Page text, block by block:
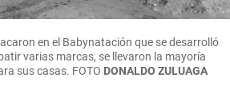
en el Babynatación que se desarrolló
varias marcas, se llevaron la mayoría
sus casas. FOTO DONALDO ZULUAGA